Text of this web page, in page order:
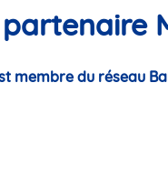
membre du réseau